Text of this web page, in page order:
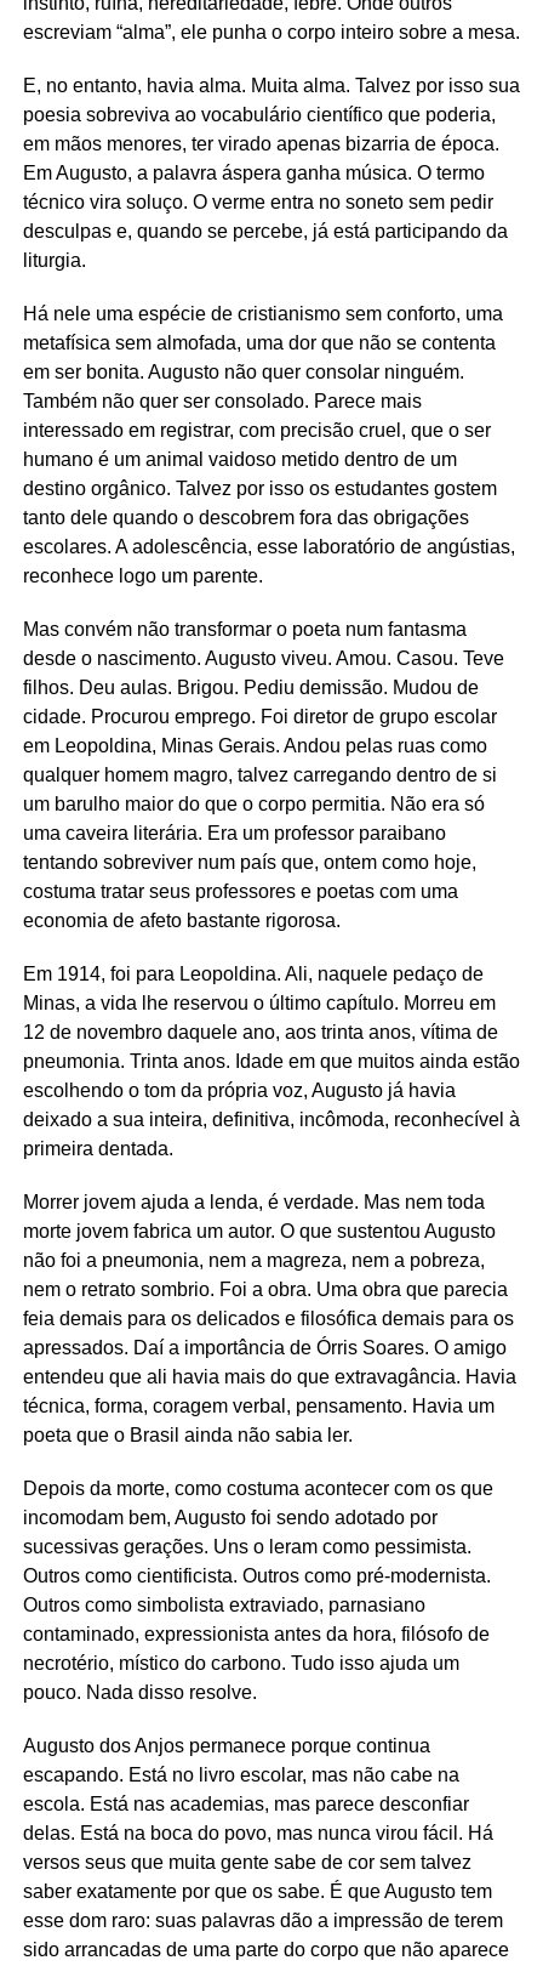
escreviam “alma”, ele punha o corpo inteiro sobre a mesa.
E, no entanto, havia alma. Muita alma. Talvez por isso sua
poesia sobreviva ao vocabulário científico que poderia,
em mãos menores, ter virado apenas bizarria de época.
Em Augusto, a palavra áspera ganha música. O termo
técnico vira soluço. O verme entra no soneto sem pedir
desculpas e, quando se percebe, já está participando da
liturgia.
Há nele uma espécie de cristianismo sem conforto, uma
metafísica sem almofada, uma dor que não se contenta
em ser bonita. Augusto não quer consolar ninguém.
Também não quer ser consolado. Parece mais
interessado em registrar, com precisão cruel, que o ser
humano é um animal vaidoso metido dentro de um
destino orgânico. Talvez por isso os estudantes gostem
tanto dele quando o descobrem fora das obrigações
escolares. A adolescência, esse laboratório de angústias,
reconhece logo um parente.
Mas convém não transformar o poeta num fantasma
desde o nascimento. Augusto viveu. Amou. Casou. Teve
filhos. Deu aulas. Brigou. Pediu demissão. Mudou de
cidade. Procurou emprego. Foi diretor de grupo escolar
em Leopoldina, Minas Gerais. Andou pelas ruas como
qualquer homem magro, talvez carregando dentro de si
um barulho maior do que o corpo permitia. Não era só
uma caveira literária. Era um professor paraibano
tentando sobreviver num país que, ontem como hoje,
costuma tratar seus professores e poetas com uma
economia de afeto bastante rigorosa.
Em 1914, foi para Leopoldina. Ali, naquele pedaço de
Minas, a vida lhe reservou o último capítulo. Morreu em
12 de novembro daquele ano, aos trinta anos, vítima de
pneumonia. Trinta anos. Idade em que muitos ainda estão
escolhendo o tom da própria voz, Augusto já havia
deixado a sua inteira, definitiva, incômoda, reconhecível à
primeira dentada.
Morrer jovem ajuda a lenda, é verdade. Mas nem toda
morte jovem fabrica um autor. O que sustentou Augusto
não foi a pneumonia, nem a magreza, nem a pobreza,
nem o retrato sombrio. Foi a obra. Uma obra que parecia
feia demais para os delicados e filosófica demais para os
apressados. Daí a importância de Órris Soares. O amigo
entendeu que ali havia mais do que extravagância. Havia
técnica, forma, coragem verbal, pensamento. Havia um
poeta que o Brasil ainda não sabia ler.
Depois da morte, como costuma acontecer com os que
incomodam bem, Augusto foi sendo adotado por
sucessivas gerações. Uns o leram como pessimista.
Outros como cientificista. Outros como pré-modernista.
Outros como simbolista extraviado, parnasiano
contaminado, expressionista antes da hora, filósofo de
necrotério, místico do carbono. Tudo isso ajuda um
pouco. Nada disso resolve.
Augusto dos Anjos permanece porque continua
escapando. Está no livro escolar, mas não cabe na
escola. Está nas academias, mas parece desconfiar
delas. Está na boca do povo, mas nunca virou fácil. Há
versos seus que muita gente sabe de cor sem talvez
saber exatamente por que os sabe. É que Augusto tem
esse dom raro: suas palavras dão a impressão de terem
sido arrancadas de uma parte do corpo que não aparece